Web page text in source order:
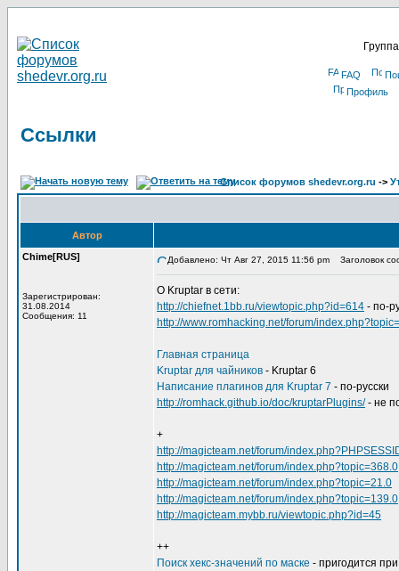
FAQ
Профиль
Ссылки
Список форумов shedevr.org.ru ->
Автор
Chime[RUS]
Зарегистрирован:
31.08.2014
Сообщения: 11
Добавлено: Чт Авг 27, 2015 11:56 pm Заголовок
О Kruptar в сети:
http://chiefnet.1bb.ru/viewtopic.php?id=614 - по-
http://www.romhacking.net/forum/
Главная страница
Kruptar для чайников - Kruptar 6
Написание плагинов для Kruptar 7 - по-русски
http://romhack.github.io/doc/kruptarPlugins/- не
+
http://magicteam.net/forum/
http://magicteam.net/forum/index.php?topic=368.0
http://magicteam.net/forum/index.php?topic=21.0
http://magicteam.net/forum/index.php?topic=139.0
http://magicteam.mybb.ru/viewtopic.php?id=45
++
Поиск хекс-значений по маске - пригодится